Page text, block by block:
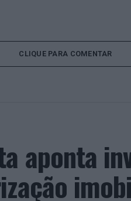
CLIQUE PARA COMENTAR
aponta